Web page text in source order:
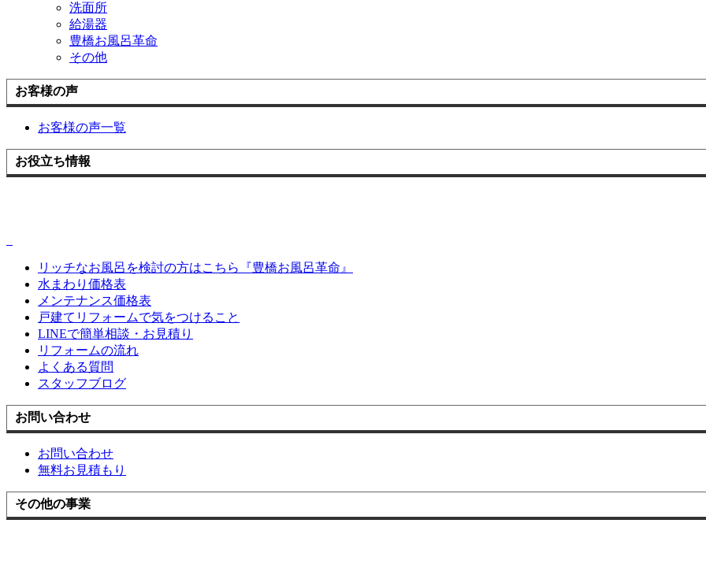
洗面所
給湯器
豊橋お風呂革命
その他
お客様の声
お客様の声一覧
お役立ち情報
リッチなお風呂を検討の方はこちら『豊橋お風呂革命』
水まわり価格表
メンテナンス価格表
戸建てリフォームで気をつけること
LINEで簡単相談・お見積り
リフォームの流れ
よくある質問
スタッフブログ
お問い合わせ
お問い合わせ
無料お見積もり
その他の事業